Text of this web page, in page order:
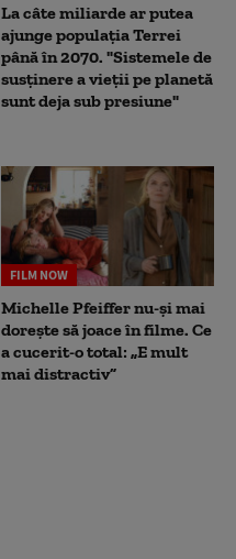
La câte miliarde ar putea
ajunge populația Terrei
până în 2070. "Sistemele de
susținere a vieții pe planetă
sunt deja sub presiune"
FILM NOW
Michelle Pfeiffer nu-și mai
dorește să joace în filme. Ce
a cucerit-o total: „E mult
mai distractiv”